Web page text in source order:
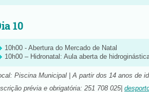
10
10h00 - Abertura do Mercado de Natal
10h00 – Hidronatal: Aula aberta de
Piscina Municipal | A partir dos 14 anos de
prévia e obrigatória: 251 708 025|